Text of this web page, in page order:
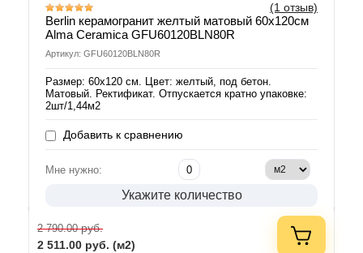
(1 отзыв)
Berlin керамогранит желтый матовый 60х120см
Alma Ceramica GFU60120BLN80R
Артикул: GFU60120BLN80R
Размер: 60х120 см. Цвет: желтый, под бетон.
Матовый. Ректификат. Отпускается кратно упаковке:
2шт/1,44м2
Добавить к сравнению
Мне нужно:
Укажите количество
2 790.00руб.
2 511.00 руб. (м2)